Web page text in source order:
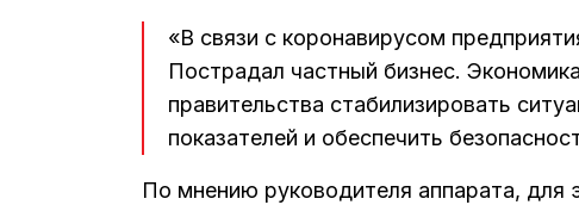
«В связи с коронавирусом
Пострадал частный бизнес.
правительства стабилизировать
показателей и обеспечить
По мнению руководителя аппарата, для